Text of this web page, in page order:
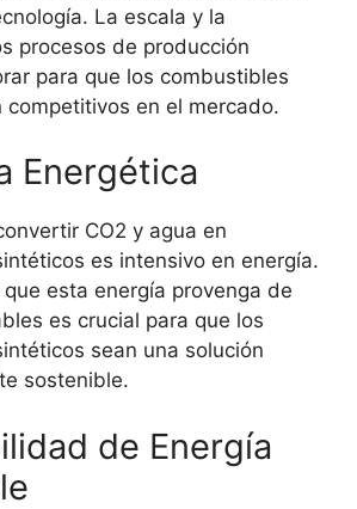
La escala y la
procesos de producción
para que los combustibles
competitivos en el mercado.
Energética
CO2 y agua en
es intensivo en energía.
esta energía provenga de
es crucial para que los
sean una solución
sostenible.
de Energía